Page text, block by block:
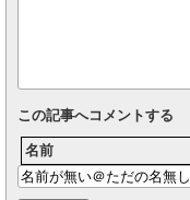
この記事へコメントする
名前